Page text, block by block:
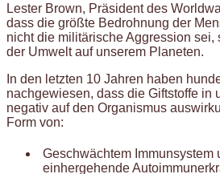
Lester Brown, Präsident des
dass die größte Bedrohnung der
nicht die militärische Aggression sei,
der Umwelt auf unserem Planeten.
In den letzten 10 Jahren haben
nachgewiesen, dass die Giftstoffe in
negativ auf den Organismus
Form von:
Geschwächtem Immunsystem
einhergehende